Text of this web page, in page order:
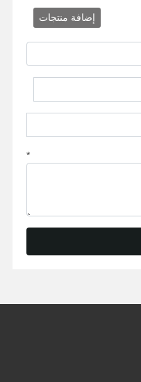
إضافة منتجات
*